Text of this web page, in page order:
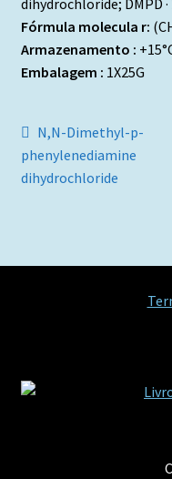
Fórmula molecula r:
Armazenamento :
Embalagem : 1X25G
Navegação
de
Artigo
anterior:
N,N-Dimethyl-p-
phenylenediamine
dihydrochloride